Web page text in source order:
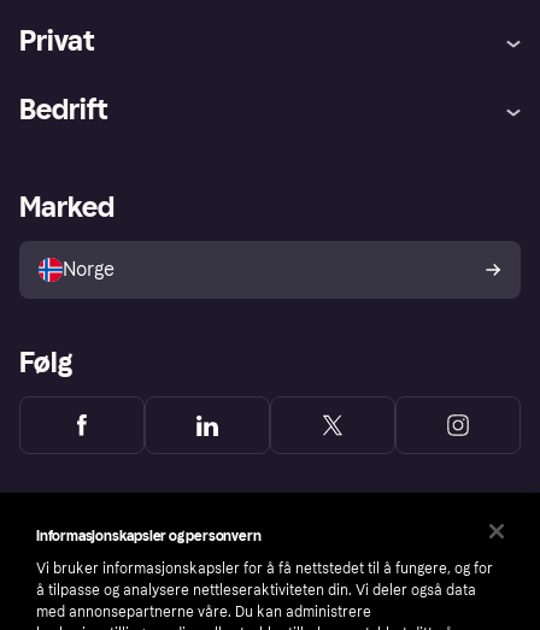
Privat
Utforsk butikker
Bedrift
Merchant portal
Marked
Norge
Følg
Informasjonskapsler og personvern
Vi bruker informasjonskapsler for å få nettstedet til å fungere, og for
å tilpasse og analysere nettleseraktiviteten din. Vi deler også data
med annonsepartnerne våre. Du kan administrere